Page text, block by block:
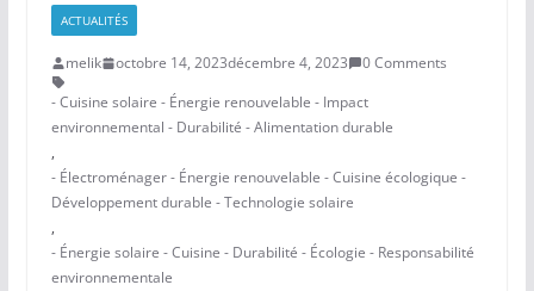
ACTUALITÉS
melik octobre 14, 2023décembre 4, 2023
0 Comments
- Cuisine solaire - Énergie renouvelable - Impact
environnemental - Durabilité - Alimentation durable
,
- Électroménager - Énergie renouvelable - Cuisine écologique -
Développement durable - Technologie solaire
,
- Énergie solaire - Cuisine - Durabilité - Écologie - Responsabilité
environnementale